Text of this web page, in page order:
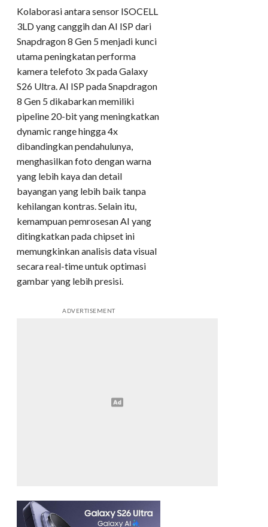
Kolaborasi antara sensor ISOCELL
3LD yang canggih dan AI ISP dari
Snapdragon 8 Gen 5 menjadi kunci
utama peningkatan performa
kamera telefoto 3x pada Galaxy
S26 Ultra. AI ISP pada Snapdragon
8 Gen 5 dikabarkan memiliki
pipeline 20-bit yang meningkatkan
dynamic range hingga 4x
dibandingkan pendahulunya,
menghasilkan foto dengan warna
yang lebih kaya dan detail
bayangan yang lebih baik tanpa
kehilangan kontras. Selain itu,
kemampuan pemrosesan AI yang
ditingkatkan pada chipset ini
memungkinkan analisis data visual
secara real-time untuk optimasi
gambar yang lebih presisi.
ADVERTISEMENT